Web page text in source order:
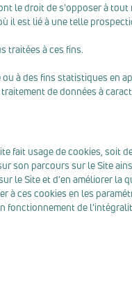
le droit de s'opposer à
il est lié à une telle
traitées à ces fins.
à des fins statistiques en
de données à
fait usage de cookies, soit
son parcours sur le Site
le Site et d'en améliorer la
ces cookies en les
fonctionnement de